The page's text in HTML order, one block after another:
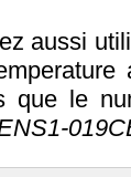
aussi
que le